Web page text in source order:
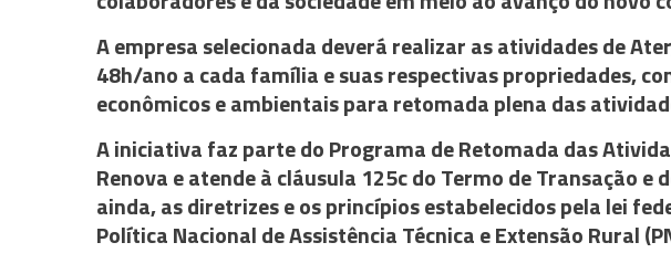
A empresa selecionada deverá realizar as atividades de
48h/ano a cada família e suas respectivas propriedades,
econômicos e ambientais para retomada plena das
A iniciativa faz parte do Programa de Retomada das
Renova e atende à cláusula 125c do Termo de Transação e
ainda, as diretrizes e os princípios estabelecidos pela lei
Política Nacional de Assistência Técnica e Extensão Rural